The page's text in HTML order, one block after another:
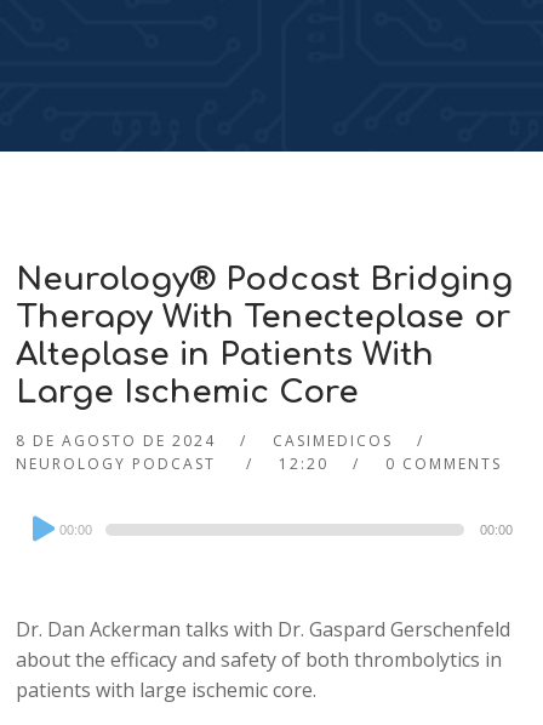
Neurology® Podcast Bridging
Therapy With Tenecteplase or
Alteplase in Patients With
Large Ischemic Core
8 DE AGOSTO DE 2024
CASIMEDICOS
NEUROLOGY PODCAST
12:20 0 COMMENTS
Audio
Player
00:00 00:00
Dr. Dan Ackerman talks with Dr. Gaspard Gerschenfeld
about the efficacy and safety of both thrombolytics in
patients with large ischemic core.